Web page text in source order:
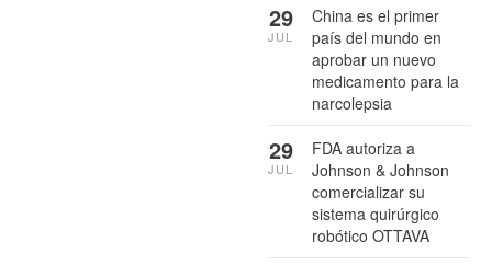
China es el primer
país del mundo en
aprobar un nuevo
medicamento para la
narcolepsia
29
JUL
FDA autoriza a
Johnson & Johnson
comercializar su
sistema quirúrgico
robótico OTTAVA
29
JUL